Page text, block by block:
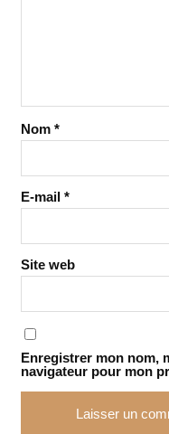
Nom *
E-mail *
Site web
Enregistrer mon nom,
navigateur pour mon